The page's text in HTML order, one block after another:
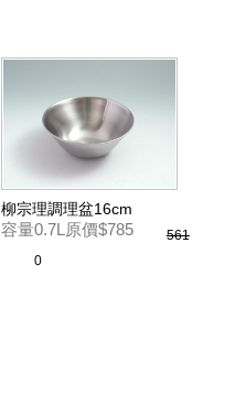
柳宗理調理盆16cm
容量0.7L原價$785
561
0